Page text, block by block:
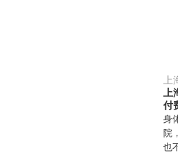
付
身
院
也